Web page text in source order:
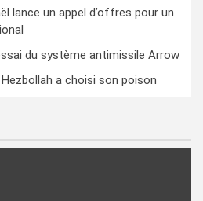
lance un appel d’offres pour un
du système antimissile Arrow
a choisi son poison